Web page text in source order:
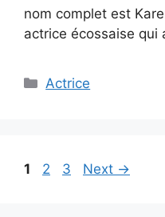
nom complet est
actrice écossaise qui
Categories
Actrice
Page
1 Page
2 Page
3 Next →